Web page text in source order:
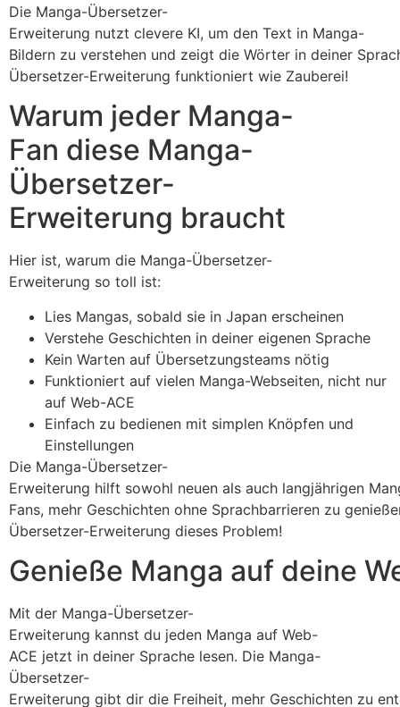
Die Manga-Übersetzer-
Erweiterung nutzt clevere KI, um den Text in Manga-
Bildern zu verstehen und zeigt die Wörter in deiner
Übersetzer-Erweiterung funktioniert wie Zauberei!
Warum jeder Manga-
Fan diese Manga-
Übersetzer-
Erweiterung braucht
Hier ist, warum die Manga-Übersetzer-
Erweiterung so toll ist:
Lies Mangas, sobald sie in Japan erscheinen
Verstehe Geschichten in deiner eigenen Sprache
Kein Warten auf Übersetzungsteams nötig
Funktioniert auf vielen Manga-Webseiten, nicht nur
auf Web-ACE
Einfach zu bedienen mit simplen Knöpfen und
Einstellungen
Die Manga-Übersetzer-
Erweiterung hilft sowohl neuen als auch langjährigen
Fans, mehr Geschichten ohne Sprachbarrieren zu
Übersetzer-Erweiterung dieses Problem!
Genieße Manga auf deine
Mit der Manga-Übersetzer-
Erweiterung kannst du jeden Manga auf Web-
ACE jetzt in deiner Sprache lesen. Die Manga-
Übersetzer-
Erweiterung gibt dir die Freiheit, mehr Geschichten zu